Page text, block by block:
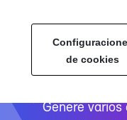
de cookies
Ge­ne­re